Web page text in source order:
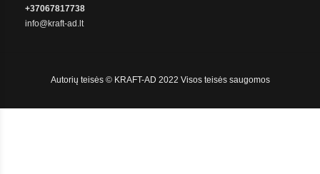
+37067817738
info@kraft-ad.lt
Autorių teisės © KRAFT-AD 2022 Visos teisės saugomos